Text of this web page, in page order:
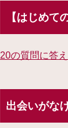
【はじめて
20の質問に答
出会いがな